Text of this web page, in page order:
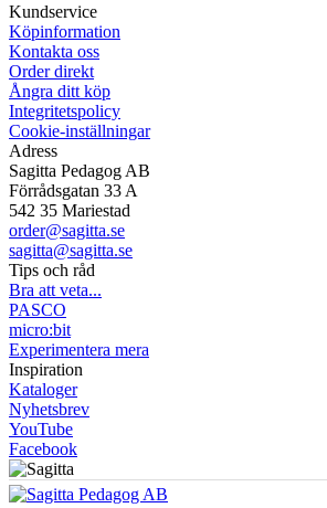
Kundservice
Köpinformation
Kontakta oss
Order direkt
Ångra ditt köp
Integritetspolicy
Cookie-inställningar
Adress
Sagitta Pedagog AB
Förrådsgatan 33 A
542 35 Mariestad
order@sagitta.se
sagitta@sagitta.se
Tips och råd
Bra att veta...
PASCO
micro:bit
Experimentera mera
Inspiration
Kataloger
Nyhetsbrev
YouTube
Facebook